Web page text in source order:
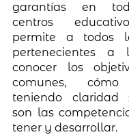
garantías en
centros
permite a todos
pertenecientes a
conocer los
comunes, cómo
teniendo claridad
son las
tener y desarrollar.